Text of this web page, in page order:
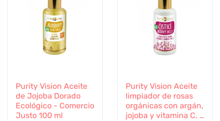
Purity Vision Aceite
de Jojoba Dorado
Ecológico - Comercio
Justo 100 ml
Purity Vision Aceite
limpiador de rosas
orgánicas con argán,
jojoba y vitamina C. E